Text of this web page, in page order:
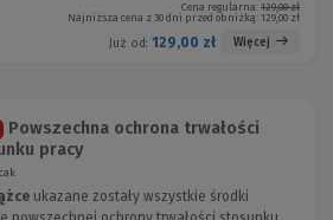
Cena regularna: 129,00 zł
Najniższa cena z 30 dni przed obniżką: 129,00 zł
Już od: 129,00 zł Więcej
Powszechna ochrona trwałości
pracy
ukazane zostały wszystkie środki